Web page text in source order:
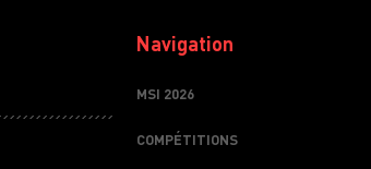
Navigation
MSI 2026
COMPÉTITIONS